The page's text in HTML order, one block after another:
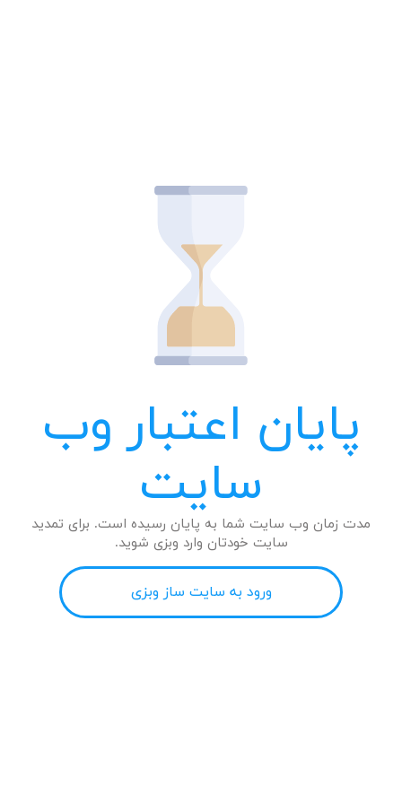
پایان اعتبار وب
سایت
مدت زمان وب سایت شما به پایان رسیده است. برای تمدید
سایت خودتان وارد وبزی شوید.
ورود به سایت ساز وبزی